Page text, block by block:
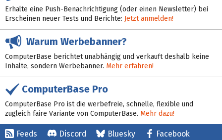
Erhalte eine Push-Benachrichtigung (oder einen Newsletter) bei
Erscheinen neuer Tests und Berichte: Jetzt anmelden!
Warum Werbebanner?
ComputerBase berichtet unabhängig und verkauft deshalb keine
Inhalte, sondern Werbebanner. Mehr erfahren!
ComputerBase Pro
ComputerBase Pro ist die werbefreie, schnelle, flexible und
zugleich faire Variante von ComputerBase. Mehr dazu!
Feeds Discord Bluesky
Facebook